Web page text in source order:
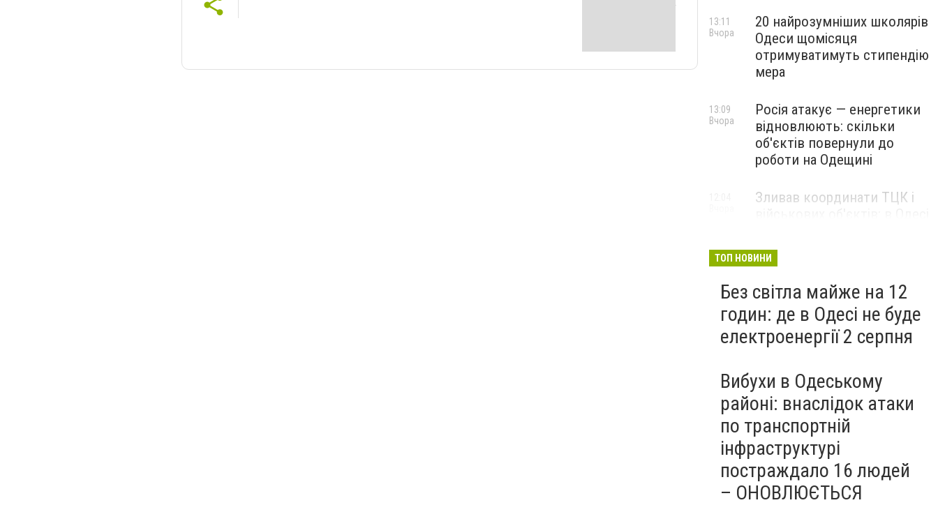
20 найрозумніших школярів
Одеси щомісяця
отримуватимуть стипендію
мера
13:11
Вчора
Росія атакує — енергетики
відновлюють: скільки
об'єктів повернули до
роботи на Одещині
13:09
Вчора
Зливав координати ТЦК і
ТОП НОВИНИ
Без світла майже на 12
годин: де в Одесі не буде
електроенергії 2 серпня
Вибухи в Одеському
районі: внаслідок атаки
по транспортній
інфраструктурі
постраждало 16 людей
– ОНОВЛЮЄТЬСЯ